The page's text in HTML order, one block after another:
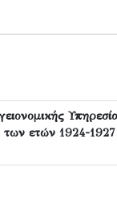
ετών 1924-